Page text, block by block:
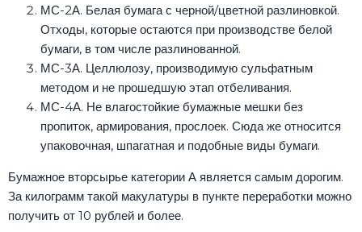
МС-2А. Белая бумага с черной/цветной разлиновкой.
Отходы, которые остаются при производстве белой
бумаги, в том числе разлинованной.
МС-3А. Целлюлозу, производимую сульфатным
методом и не прошедшую этап отбеливания.
МС-4А. Не влагостойкие бумажные мешки без
пропиток, армирования, прослоек. Сюда же относится
упаковочная, шпагатная и подобные виды бумаги.
Бумажное вторсырье категории А является самым дорогим.
За килограмм такой макулатуры в пункте переработки можно
получить от 10 рублей и более.